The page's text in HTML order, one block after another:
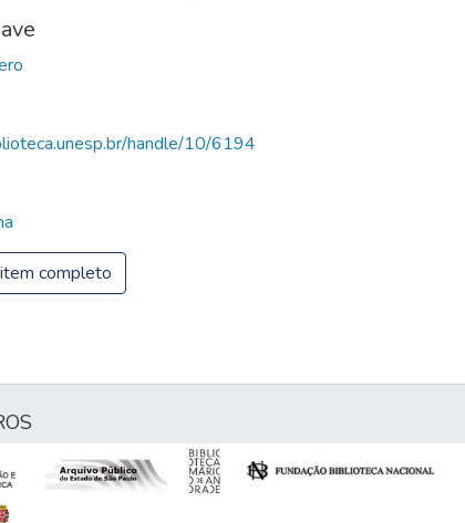
handle/10/6194
completo